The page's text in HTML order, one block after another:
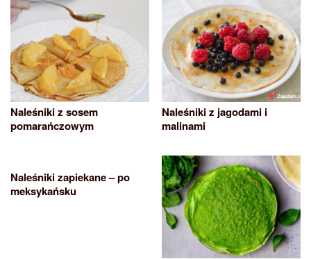
Naleśniki z sosem
pomarańczowym
Naleśniki z jagodami i
malinami
Naleśniki zapiekane – po
meksykańsku